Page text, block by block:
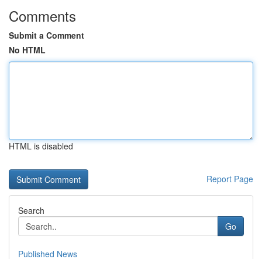
Comments
Submit a Comment
No HTML
HTML is disabled
Report Page
Search
Go
Published News